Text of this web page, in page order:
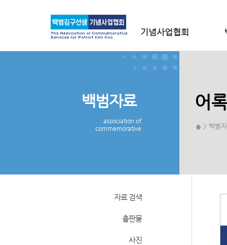
기념사업협회
백범자료
association of
commemorative
어
> 백범
자료 검색
출판물
사진